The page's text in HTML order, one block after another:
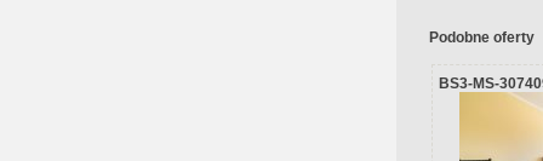
Podobne oferty
BS3-MS-